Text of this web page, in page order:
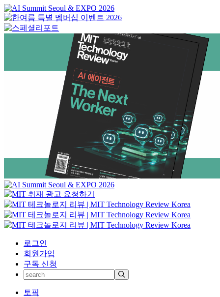
로그인
회원가입
구독 신청
토픽